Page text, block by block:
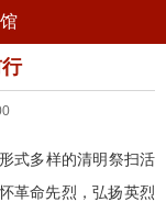
式多样的清明祭扫活
革命先烈，弘扬英烈